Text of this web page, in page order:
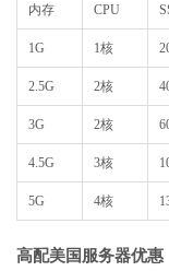
内存 CPU
1G 1核
2.5G 2核
3G 2核
4.5G 3核
5G 4核
高配美国服务器优惠